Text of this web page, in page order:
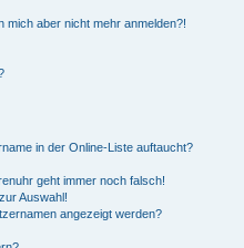
mich aber nicht mehr anmelden?!
in der Online-Liste auftaucht?
geht immer noch falsch!
Auswahl!
angezeigt werden?